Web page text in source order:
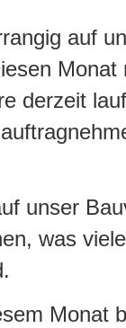
auf
derzeit
unser
was
Monat